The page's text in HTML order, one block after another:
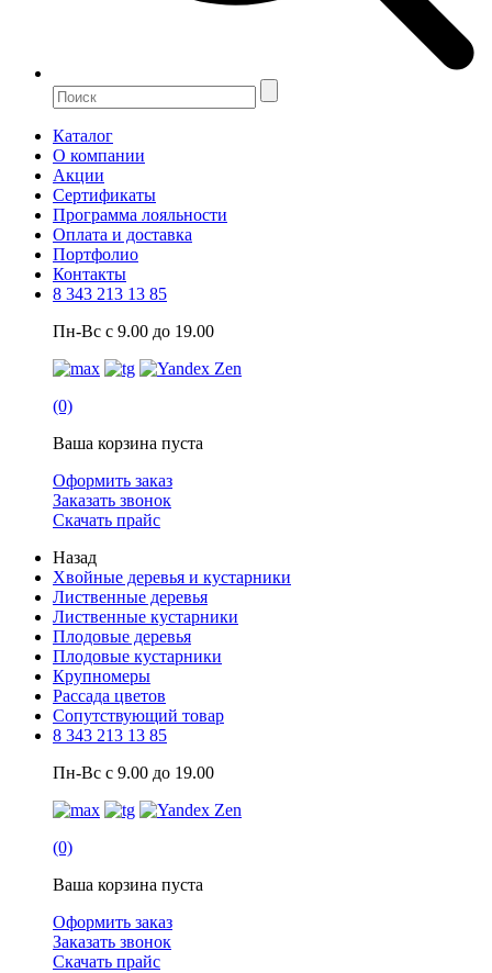
Каталог
О компании
Акции
Сертификаты
Программа лояльности
Оплата и доставка
Портфолио
Контакты
8 343 213 13 85
Пн-Вс с 9.00 до 19.00
(0)
Ваша корзина пуста
Оформить заказ
Заказать звонок
Скачать прайс
Назад
Хвойные деревья и кустарники
Лиственные деревья
Лиственные кустарники
Плодовые деревья
Плодовые кустарники
Крупномеры
Рассада цветов
Сопутствующий товар
8 343 213 13 85
Пн-Вс с 9.00 до 19.00
(0)
Ваша корзина пуста
Оформить заказ
Заказать звонок
Скачать прайс